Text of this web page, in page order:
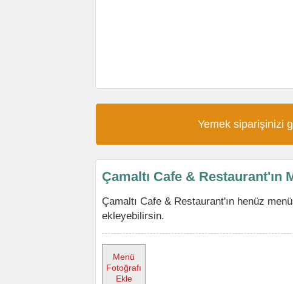
Yemek siparişinizi
Çamaltı Cafe & Restaurant'ın
Çamaltı Cafe & Restaurant'ın henüz
ekleyebilirsin.
Menü
Fotoğrafı
Ekle